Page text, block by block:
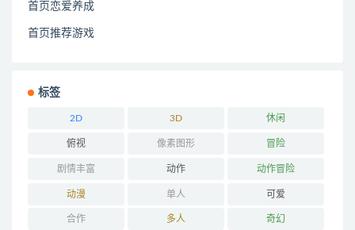
首页恋爱养成
首页推荐游戏
标签
2D 3D 休闲
俯视 像素图形 冒险
剧情丰富 动作 动作冒险
动漫 单人 可爱
合作 多人 奇幻